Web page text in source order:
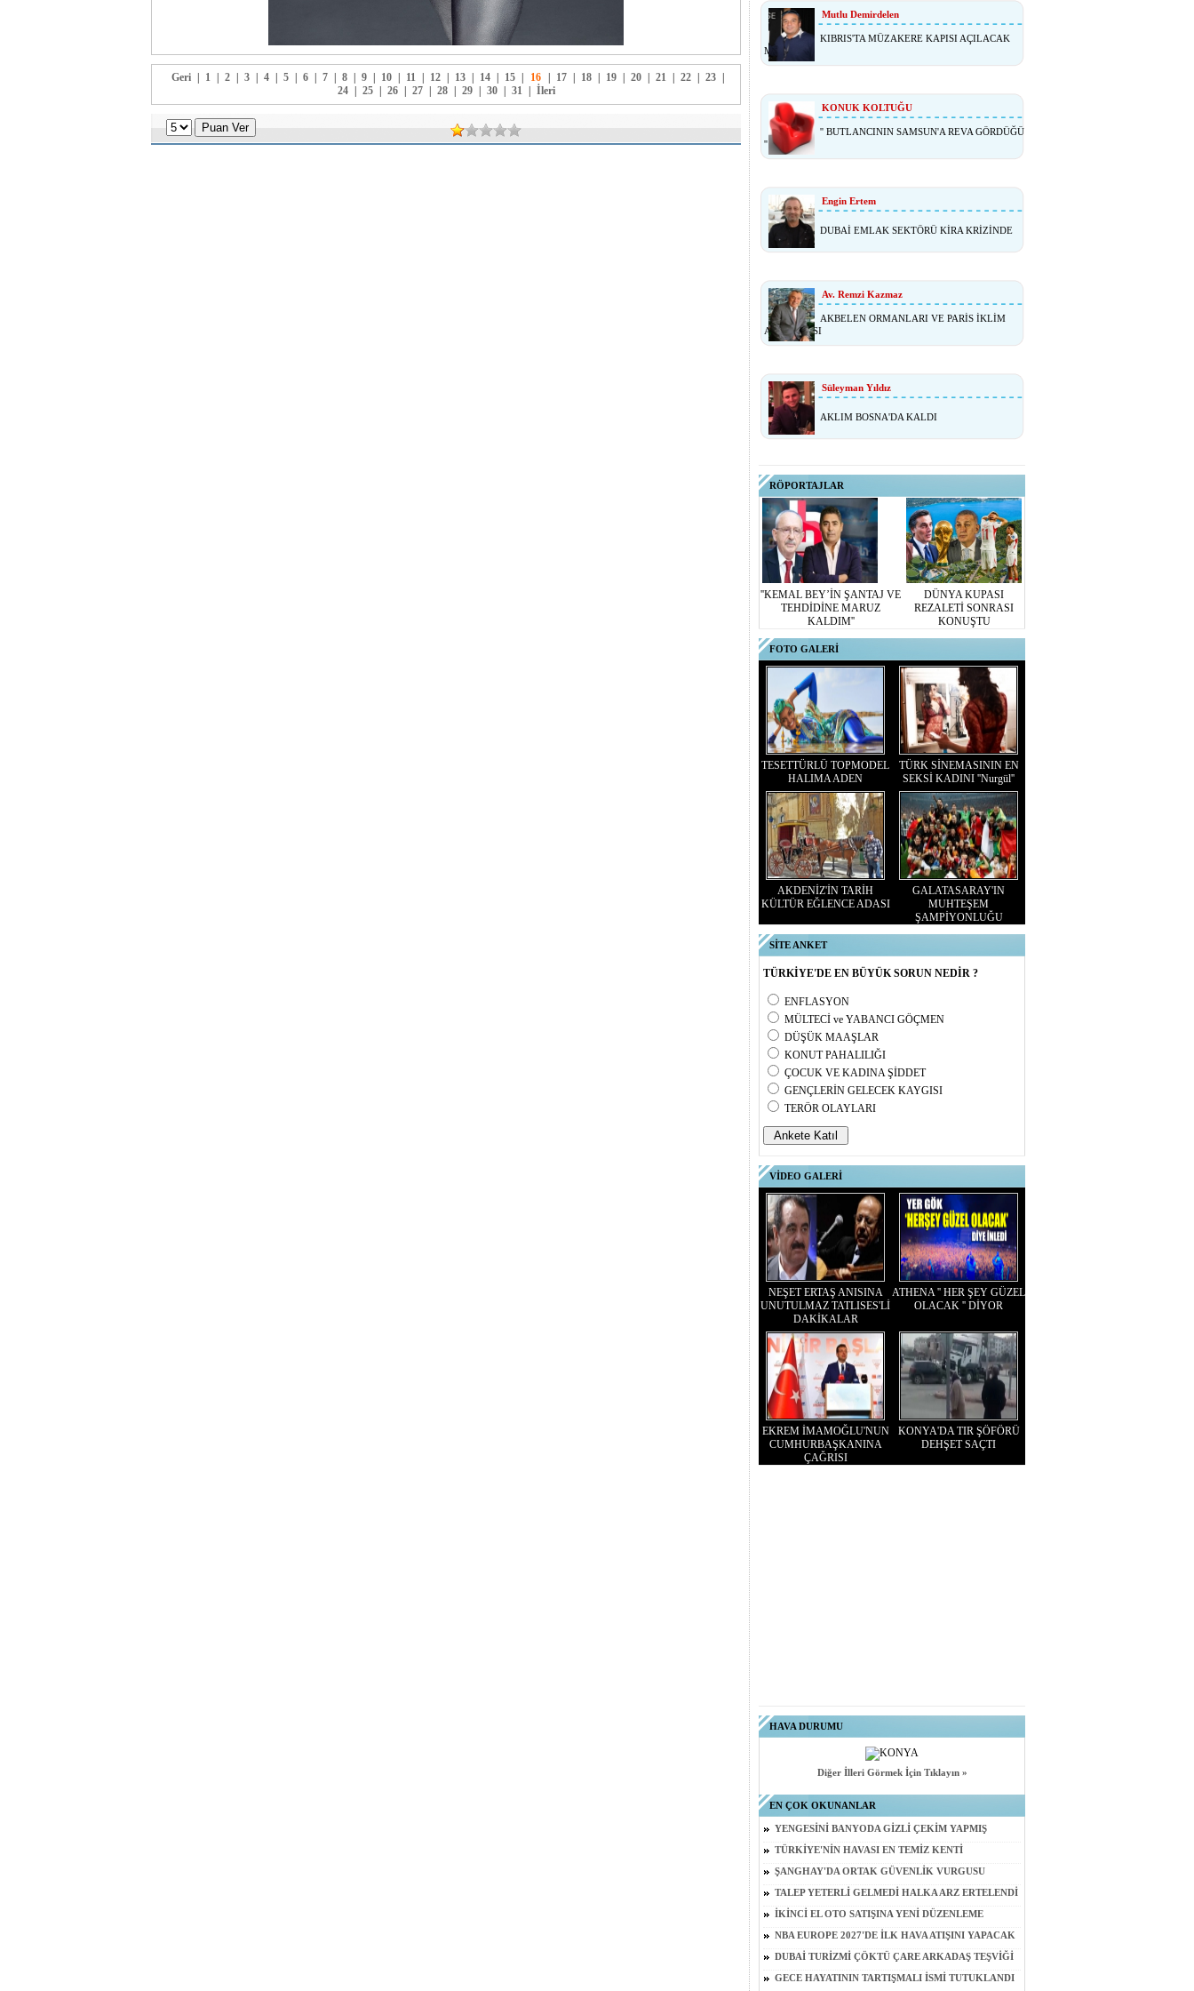
Geri 1 2 3 4 5 6 7 8 9 10 11 12 13 14 15 16 17 18 19 20 21 22 23
24
25 26 27 28 29 30 31 İleri
Mutlu Demirdelen
KIBRIS'TA MÜZAKERE KAPISI AÇILACAK
MI?
KONUK KOLTUĞU
'' BUTLANCININ SAMSUN'A REVA GÖRDÜĞÜ
''
Engin Ertem
DUBAİ EMLAK SEKTÖRÜ KİRA KRİZİNDE
Av. Remzi Kazmaz
AKBELEN ORMANLARI VE PARİS İKLİM
ANLAŞMASI
Süleyman Yıldız
AKLIM BOSNA'DA KALDI
RÖPORTAJLAR
''KEMAL BEY’İN ŞANTAJ VE
TEHDİDİNE MARUZ
KALDIM''
DÜNYA KUPASI
REZALETİ SONRASI
KONUŞTU
FOTO GALERİ
TESETTÜRLÜ TOPMODEL
HALIMA ADEN
TÜRK SİNEMASININ EN
SEKSİ KADINI ''Nurgül''
AKDENİZ'İN TARİH
KÜLTÜR EĞLENCE ADASI
GALATASARAY'IN
MUHTEŞEM
ŞAMPİYONLUĞU
SİTE ANKET
TÜRKİYE'DE EN BÜYÜK SORUN NEDİR ?
ENFLASYON
MÜLTECİ ve YABANCI GÖÇMEN
DÜŞÜK MAAŞLAR
KONUT PAHALILIĞI
ÇOCUK VE KADINA ŞİDDET
GENÇLERİN GELECEK KAYGISI
TERÖR OLAYLARI
VİDEO GALERİ
NEŞET ERTAŞ ANISINA
UNUTULMAZ TATLISES'Lİ
DAKİKALAR
ATHENA '' HER ŞEY GÜZEL
OLACAK '' DİYOR
EKREM İMAMOĞLU'NUN
CUMHURBAŞKANINA
ÇAĞRISI
KONYA'DA TIR ŞÖFÖRÜ
DEHŞET SAÇTI
HAVA DURUMU
Diğer İlleri Görmek İçin Tıklayın »
EN ÇOK OKUNANLAR
YENGESİNİ BANYODA GİZLİ ÇEKİM YAPMIŞ
TÜRKİYE'NİN HAVASI EN TEMİZ KENTİ
ŞANGHAY'DA ORTAK GÜVENLİK VURGUSU
TALEP YETERLİ GELMEDİ HALKA ARZ ERTELENDİ
İKİNCİ EL OTO SATIŞINA YENİ DÜZENLEME
NBA EUROPE 2027'DE İLK HAVA ATIŞINI YAPACAK
DUBAİ TURİZMİ ÇÖKTÜ ÇARE ARKADAŞ TEŞVİĞİ
GECE HAYATININ TARTIŞMALI İSMİ TUTUKLANDI